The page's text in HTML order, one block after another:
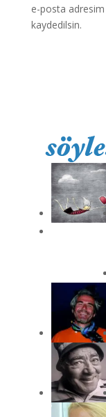
e-posta adresim
kaydedilsin.